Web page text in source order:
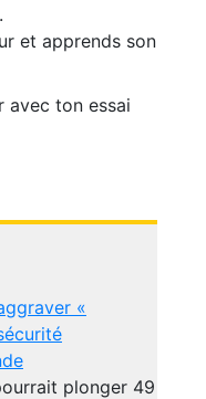
et apprends son
avec ton essai
«
plonger 49